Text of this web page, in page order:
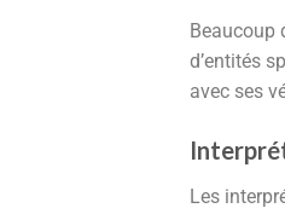
Beaucoup
d’entités
avec ses
Les